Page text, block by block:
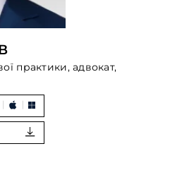
практики, адвокат,